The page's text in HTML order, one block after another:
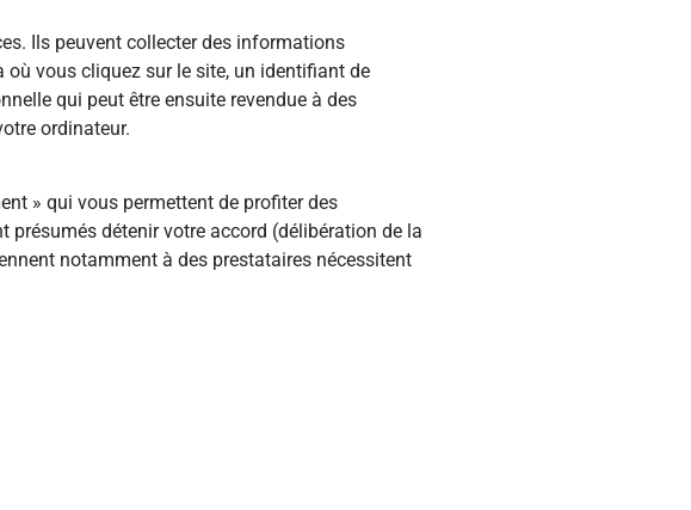
Ils peuvent collecter des informations
où vous cliquez sur le site, un identifiant de
qui peut être ensuite revendue à des
ordinateur.
» qui vous permettent de profiter des
détenir votre accord (délibération de la
notamment à des prestataires nécessitent